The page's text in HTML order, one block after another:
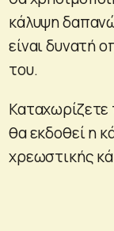
κάλυψη
είναι δυνατή
του.
Καταχωρίζετε
θα εκδοθεί η
χρεωστικής